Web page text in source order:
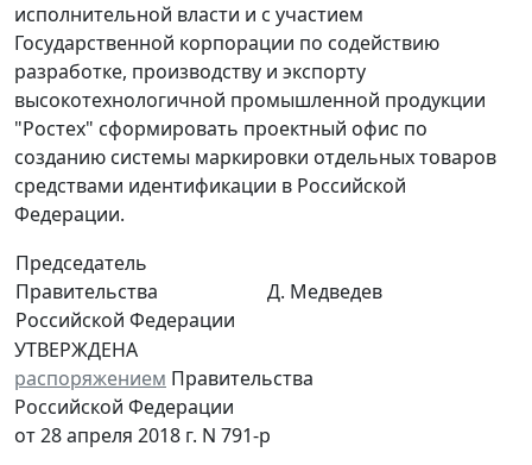
исполнительной власти и с участием
Государственной корпорации по содействию
разработке, производству и экспорту
высокотехнологичной промышленной продукции
"Ростех" сформировать проектный офис по
созданию системы маркировки отдельных товаров
средствами идентификации в Российской
Федерации.
Председатель
Правительства
Российской Федерации
Д. Медведев
УТВЕРЖДЕНА
распоряжением Правительства
Российской Федерации
от 28 апреля 2018 г. N 791-р